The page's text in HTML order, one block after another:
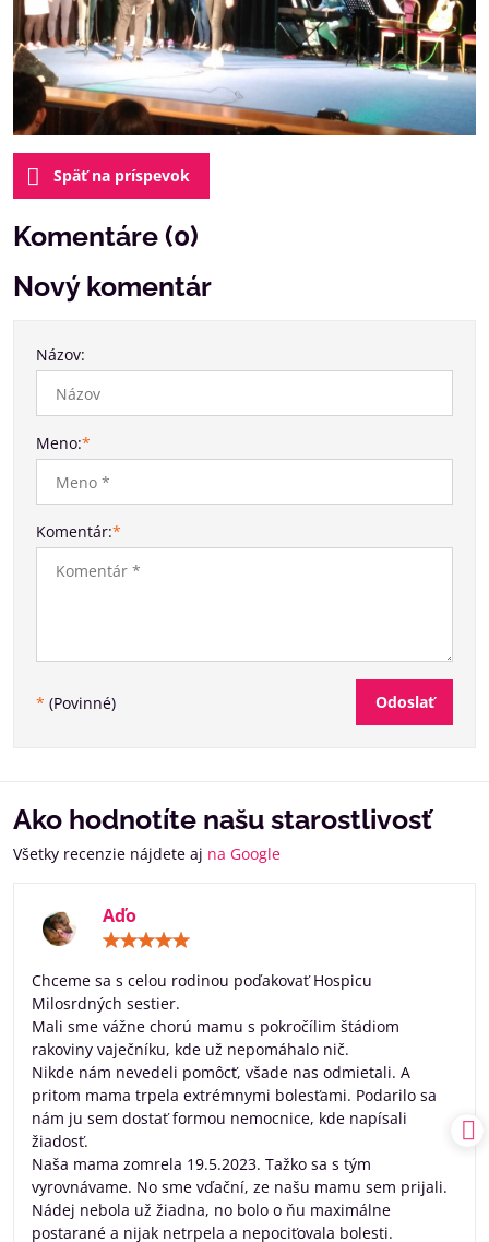
Späť na príspevok
Komentáre (0)
Nový komentár
Názov:
Meno:*
Komentár:*
* (Povinné) Odoslať
Ako hodnotíte našu starostlivosť
Všetky recenzie nájdete aj na Google
Aďo
5
Chceme sa s celou rodinou poďakovať Hospicu
Milosrdných sestier.
Mali sme vážne chorú mamu s pokročílim štádiom
rakoviny vaječníku, kde už nepomáhalo nič.
Nikde nám nevedeli pomôcť, všade nas odmietali. A
pritom mama trpela extrémnymi bolesťami. Podarilo sa
nám ju sem dostať formou nemocnice, kde napísali
žiadosť.
Naša mama zomrela 19.5.2023. Tažko sa s tým
vyrovnávame. No sme vďační, ze našu mamu sem prijali.
Nádej nebola už žiadna, no bolo o ňu maximálne
postarané a nijak netrpela a nepociťovala bolesti.